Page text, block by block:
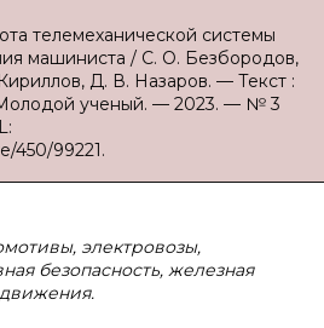
телемеханической системы
машиниста / С. О. Безбородов,
Д. В. Назаров. — Текст :
ученый. — 2023. — № 3
450/99221.
электровозы,
безопасность, железная
движения.